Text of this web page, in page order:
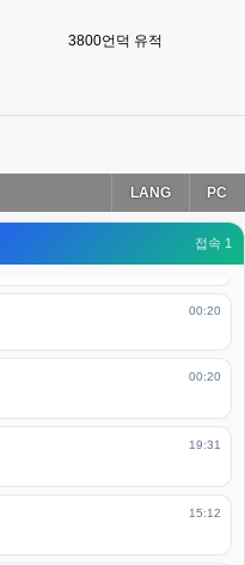
3800언덕 유적
PC
LANG
접속 1
00:19
00:19
00:19
12시가 넘었었네요
00:20
00:20
19:31
15:12